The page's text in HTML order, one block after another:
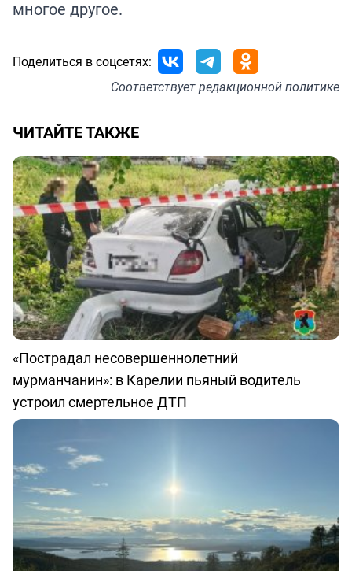
многое другое.
Поделиться в соцсетях:
Соответствуетредакционной политике
ЧИТАЙТЕ ТАКЖЕ
«Пострадал несовершеннолетний
мурманчанин»: в Карелии пьяный водитель
устроил смертельное ДТП